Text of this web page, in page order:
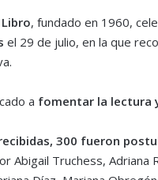
, fundado en 1960,
el 29 de julio, en la que
a fomentar la lectura
300 fueron
Abigail Truchess, Adriana